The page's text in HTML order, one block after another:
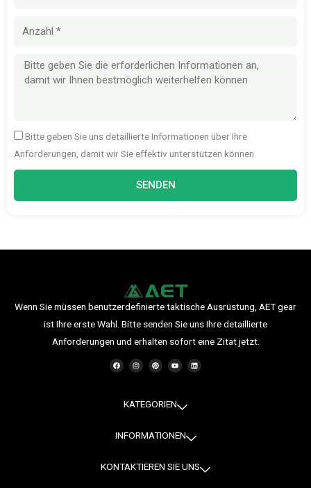
Nachricht
Bitte geben Sie uns detaillierte Informationen über Ihre
Anforderungen, damit wir Sie effektiv unterstützen können.
SENDEN
Wenn Sie müssen benutzerdefinierte taktische Ausrüstung, AET gear
ist Ihre erste Wahl. Bitte senden Sie uns Ihre detaillierte
Anforderungen und erhalten sofort eine Zitat jetzt.
F
a
c
I
n
s
r
a
P
i
n
e
s
Y
o
u
e
L
i
n
KATEGORIEN
INFORMATIONEN
KONTAKTIEREN SIE UNS